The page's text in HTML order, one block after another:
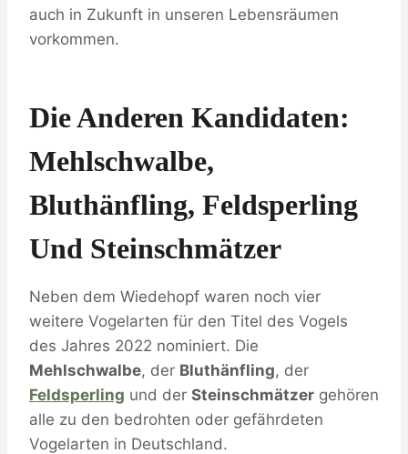
auch in Zukunft in unseren Lebensräumen
vorkommen.
Die Anderen Kandidaten:
Mehlschwalbe,
Bluthänfling, Feldsperling
Und Steinschmätzer
Neben dem Wiedehopf waren noch vier
weitere Vogelarten für den Titel des Vogels
des Jahres 2022 nominiert. Die
Mehlschwalbe, der Bluthänfling, der
Feldsperling und der Steinschmätzer gehören
alle zu den bedrohten oder gefährdeten
Vogelarten in Deutschland.